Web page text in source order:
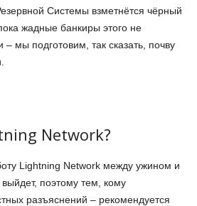
Системы взметнётся чёрный
жадные банкиры этого не
мы подготовим, так сказать, почву
Network?
Lightning Network между ужином и
поэтому тем, кому
разъяснений – рекомендуется